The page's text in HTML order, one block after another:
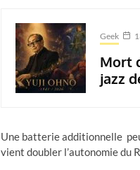
Geek
Mort
jazz
Une batterie additionnelle
vient doubler l’autonomie du